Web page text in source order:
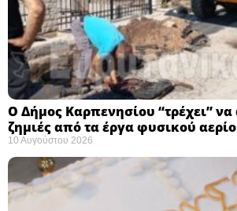
Ο Δήμος Καρπενησίου “τρέχει”
ζημιές από τα έργα φυσικού
10 Αυγούστου 2026